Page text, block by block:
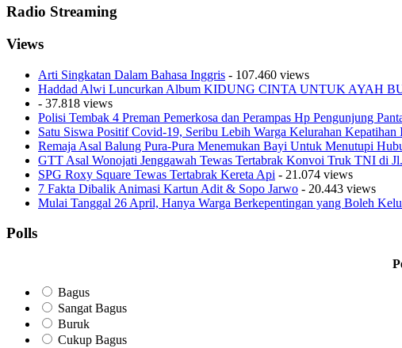
Radio Streaming
Views
Arti Singkatan Dalam Bahasa Inggris - 107.460 views
Haddad Alwi Luncurkan Album KIDUNG CINTA UNTUK AYAH
- 37.818 views
Polisi Tembak 4 Preman Pemerkosa dan Perampas Hp Pengunjung
Satu Siswa Positif Covid-19, Seribu Lebih Warga Kelurahan Kepatihan
Remaja Asal Balung Pura-Pura Menemukan Bayi Untuk Menutupi
GTT Asal Wonojati Jenggawah Tewas Tertabrak Konvoi Truk TNI di
SPG Roxy Square Tewas Tertabrak Kereta Api - 21.074 views
7 Fakta Dibalik Animasi Kartun Adit & Sopo Jarwo - 20.443 views
Mulai Tanggal 26 April, Hanya Warga Berkepentingan yang Boleh
Polls
Bagus
Sangat Bagus
Buruk
Cukup Bagus